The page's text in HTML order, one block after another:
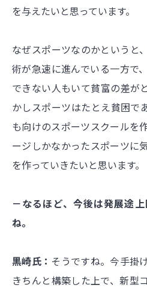
を与えたいと思っています。
なぜスポーツなのかというと
術が急速に進んでいる一方で
できない人もいて貧富の差が
かしスポーツはたとえ貧困で
も向けのスポーツスクールを
ージしかなかったスポーツに
を作っていきたいと思います。
－なるほど、今後は発展途
ね。
黒崎氏： そうですね。今手掛
きちんと構築した上で、新型